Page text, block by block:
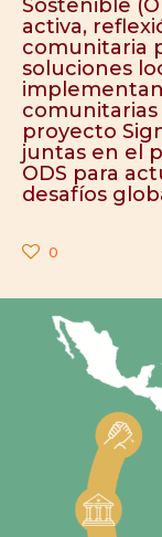
Sostenible
activa,
comunitaria
soluciones
comunitarias
proyecto
juntas en el
ODS para
desafíos
0